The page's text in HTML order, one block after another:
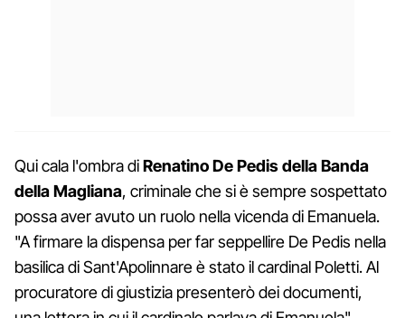
Qui cala l'ombra diRenatino De Pedis della Banda
della Magliana, criminale che si è sempre sospettato
possa aver avuto un ruolo nella vicenda di Emanuela.
"A firmare la dispensa per far seppellire De Pedis nella
basilica di Sant'Apolinnare è stato il cardinal Poletti. Al
procuratore di giustizia presenterò dei documenti,